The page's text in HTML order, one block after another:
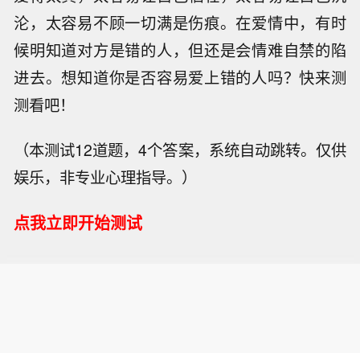
沦，太容易不顾一切满是伤痕。在爱情中，有时
候明知道对方是错的人，但还是会情难自禁的陷
进去。想知道你是否容易爱上错的人吗？快来测
测看吧！
（本测试12道题，4个答案，系统自动跳转。仅供
娱乐，非专业心理指导。）
点我立即开始测试